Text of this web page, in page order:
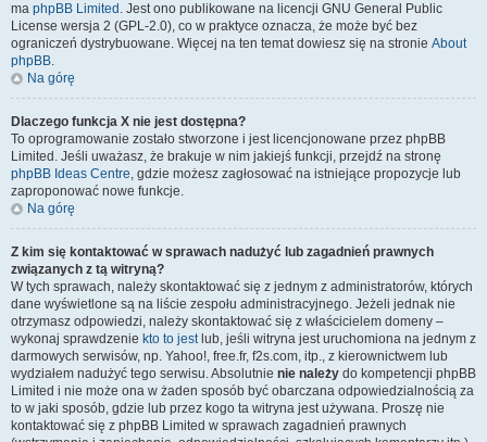
ma phpBB Limited . Jest ono publikowane na licencji GNU General Public
License wersja 2 (GPL-2.0), co w praktyce oznacza, że może być bez
ograniczeń dystrybuowane. Więcej na ten temat dowiesz się na stronie About
phpBB.
Na górę
Dlaczego funkcja X nie jest dostępna?
To oprogramowanie zostało stworzone i jest licencjonowane przez phpBB
Limited. Jeśli uważasz, że brakuje w nim jakiejś funkcji, przejdź na stronę
phpBB Ideas Centre, gdzie możesz zagłosować na istniejące propozycje lub
zaproponować nowe funkcje.
Na górę
Z kim się kontaktować w sprawach nadużyć lub zagadnień prawnych
związanych z tą witryną?
W tych sprawach, należy skontaktować się z jednym z administratorów, których
dane wyświetlone są na liście zespołu administracyjnego. Jeżeli jednak nie
otrzymasz odpowiedzi, należy skontaktować się z właścicielem domeny –
wykonaj sprawdzenie kto to jestlub, jeśli witryna jest uruchomiona na jednym z
darmowych serwisów, np. Yahoo!, free.fr, f2s.com, itp., z kierownictwem lub
wydziałem nadużyć tego serwisu. Absolutnie nie należy do kompetencji phpBB
Limited i nie może ona w żaden sposób być obarczana odpowiedzialnością za
to w jaki sposób, gdzie lub przez kogo ta witryna jest używana. Proszę nie
kontaktować się z phpBB Limited w sprawach zagadnień prawnych